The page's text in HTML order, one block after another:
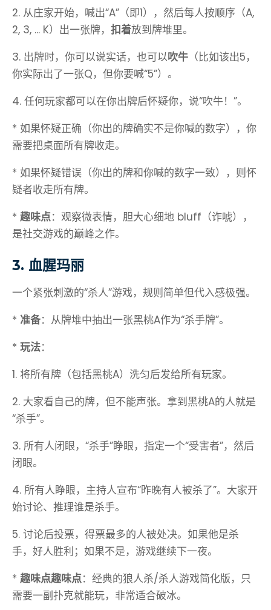
2. 从庄家开始，喊出“A”（即1），然后每人按顺序（A,
2, 3, ... K）出一张牌， 扣着放到牌堆里。
3. 出牌时，你可以说实话，也可以吹牛 （比如该出5，
你实际出了一张Q，但你要喊“5”）。
4. 任何玩家都可以在你出牌后怀疑你，说“吹牛！”。
* 如果怀疑正确（你出的牌确实不是你喊的数字），你
需要把桌面所有牌收走。
* 如果怀疑错误（你出的牌和你喊的数字一致），则怀
疑者收走所有牌。
* 趣味点：观察微表情，胆大心细地 bluff（诈唬），
是社交游戏的巅峰之作。
3. 血腥玛丽
一个紧张刺激的“杀人”游戏，规则简单但代入感极强。
* 准备：从牌堆中抽出一张黑桃A作为“杀手牌”。
* 玩法：
1. 将所有牌（包括黑桃A）洗匀后发给所有玩家。
2. 大家看自己的牌，但不能声张。拿到黑桃A的人就是
“杀手”。
3. 所有人闭眼，“杀手”睁眼，指定一个“受害者”，然后
闭眼。
4. 所有人睁眼，主持人宣布“昨晚有人被杀了”。大家开
始讨论、推理谁是杀手。
5. 讨论后投票，得票最多的人被处决。如果他是杀
手，好人胜利；如果不是，游戏继续下一夜。
* 趣味点趣味点：经典的狼人杀/杀人游戏简化版，只
需要一副扑克就能玩，非常适合破冰。